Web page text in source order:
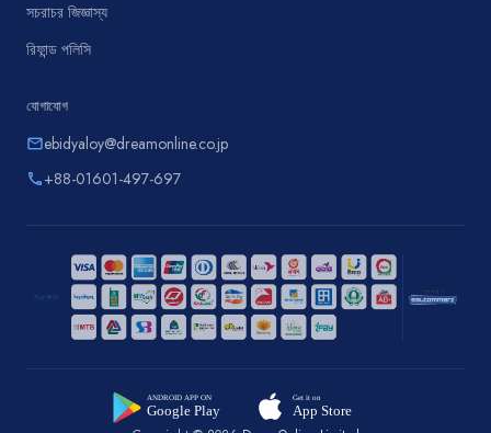
সচরাচর জিজ্ঞাস্য
রিফান্ড পলিসি
যোগাযোগ
emailebidyaloy@dreamonline.co.jp
phone+88-01601-497-697